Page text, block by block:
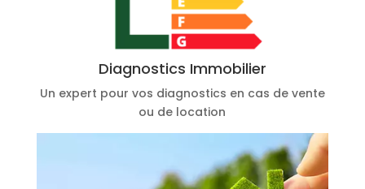
Diagnostics Immobilier
Un expert pour vos diagnostics en cas de vente
ou de location